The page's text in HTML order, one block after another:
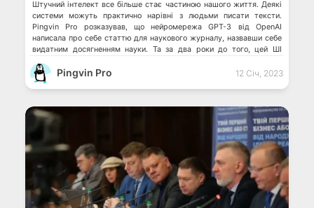
Штучний інтелект все більше стає частиною нашого життя. Деякі
системи можуть практично нарівні з людьми писати тексти.
Pingvin Pro розказував, що нейромережа GPT-3 від OpenAI
написала про себе статтю для наукового журналу, назвавши себе
видатним досягненням науки. Та за два роки до того, цей ШІ
вдалося […]Pingvin Pro 12 Січ, 2023